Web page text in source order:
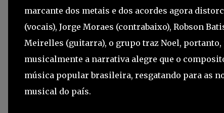
marcante dos metais e dos acordes agora
(vocais), Jorge Moraes (contrabaixo), Robson
Meirelles (guitarra), o grupo traz Noel,
musicalmente a narrativa alegre que o
música popular brasileira, resgatando para as
musical do país.